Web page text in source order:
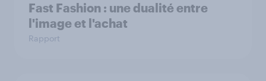
Fast Fashion : une dualité entre
l'image et l'achat
Rapport